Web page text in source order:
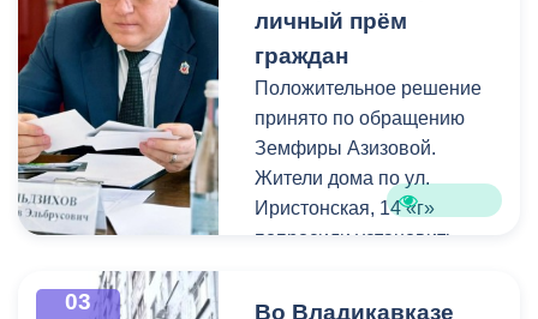
укладке брусчатки. Сейчас
специалисты
обустраивают основание
ограждения. Парапет
выполнен из
архитектурного бетона.
Как и на других участках
с металлическими
личный прём
граждан
Положительное решение
принято по обращению
Земфиры Азизовой.
Жители дома по ул.
Иристонская, 14 «г»
попросили установить
03
Во Владикавказе